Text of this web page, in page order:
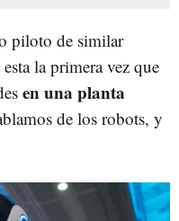
piloto de similar
la primera vez que
en una planta
de los robots, y